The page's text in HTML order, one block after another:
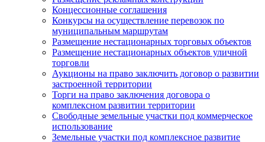
Концессионные соглашения
Конкурсы на осуществление перевозок по
муниципальным маршрутам
Размещение нестационарных торговых объектов
Размещение нестационарных объектов уличной
торговли
Аукционы на право заключить договор о развитии
застроенной территории
Торги на право заключения договора о
комплексном развитии территории
Свободные земельные участки под коммерческое
использование
Земельные участки под комплексное развитие